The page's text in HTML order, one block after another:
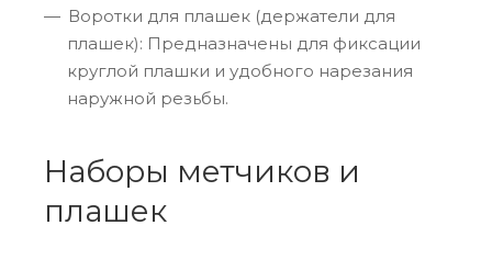
Воротки для плашек (держатели для
плашек): Предназначены для фиксации
круглой плашки и удобного нарезания
наружной резьбы.
Наборы метчиков и
плашек